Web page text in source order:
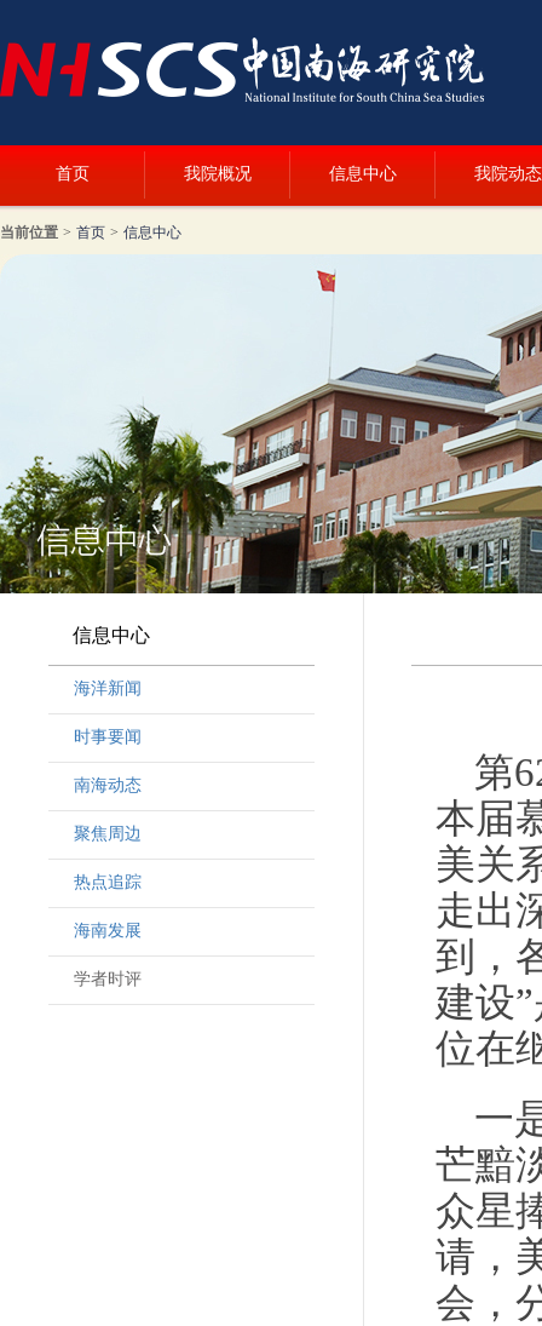
首页 我院概况 信息中心 我院动态
当前位置 > 首页 > 信息中心
信息中心
海洋新闻
时事要闻
南海动态
聚焦周边
热点追踪
海南发展
学者时评
第
本届
美关
走出
到，
建设
位在
一
芒黯
众星
请，
会，